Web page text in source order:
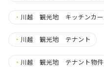
・ 川越 観光地 キッチンカー
・ 川越 観光地 テナント
・ 川越 観光地 テナント物件